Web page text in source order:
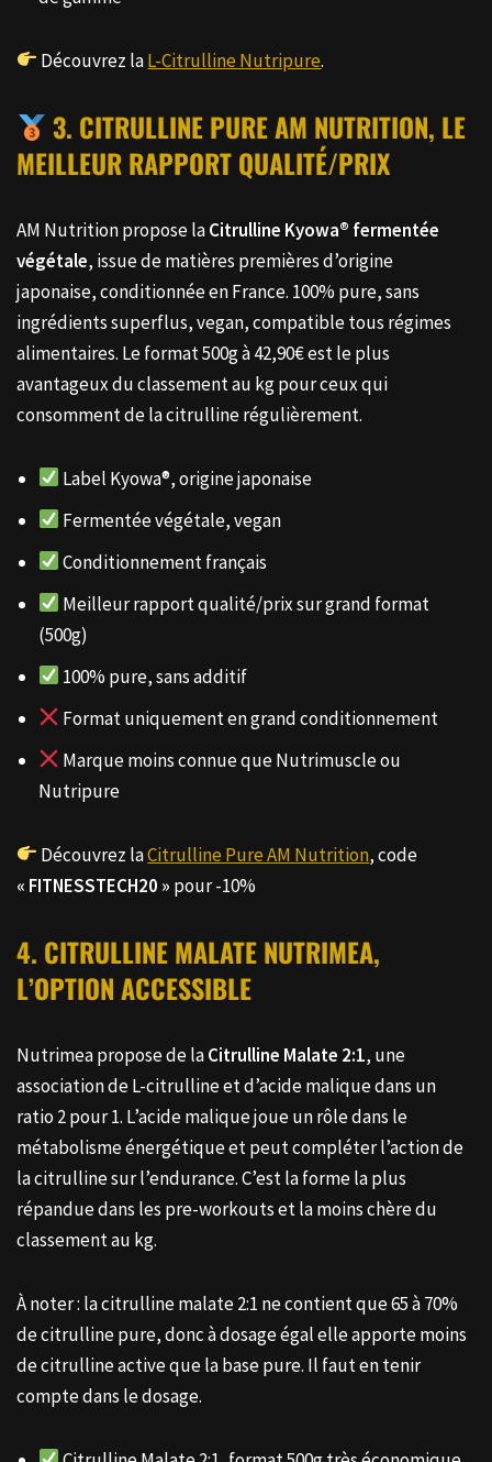
Découvrez laL-Citrulline Nutripure.
3. CITRULLINE PURE AM NUTRITION, LE
MEILLEUR RAPPORT QUALITÉ/PRIX
AM Nutrition propose laCitrulline Kyowa® fermentée
végétale, issue de matières premières d’origine
japonaise, conditionnée en France. 100% pure, sans
ingrédients superflus, vegan, compatible tous régimes
alimentaires. Le format 500g à 42,90€ est le plus
avantageux du classement au kg pour ceux qui
consomment de la citrulline régulièrement.
Label Kyowa®, origine japonaise
Fermentée végétale, vegan
Conditionnement français
Meilleur rapport qualité/prix sur grand format
(500g)
100% pure, sans additif
Format uniquement en grand conditionnement
Marque moins connue que Nutrimuscle ou
Nutripure
Découvrez laCitrulline Pure AM Nutrition, code
« FITNESSTECH20 » pour -10%
4. CITRULLINE MALATE NUTRIMEA,
L’OPTION ACCESSIBLE
Nutrimea propose de laCitrulline Malate 2:1, une
association de L-citrulline et d’acide malique dans un
ratio 2 pour 1. L’acide malique joue un rôle dans le
métabolisme énergétique et peut compléter l’action de
la citrulline sur l’endurance. C’est la forme la plus
répandue dans les pre-workouts et la moins chère du
classement au kg.
À noter : la citrulline malate 2:1 ne contient que 65 à 70%
de citrulline pure, donc à dosage égal elle apporte moins
de citrulline active que la base pure. Il faut en tenir
compte dans le dosage.